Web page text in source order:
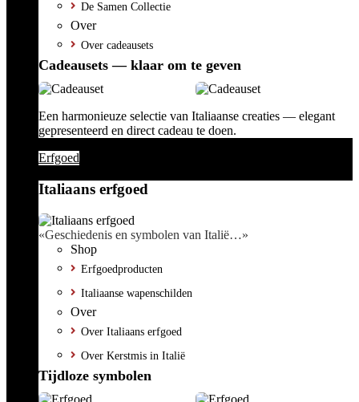
De Samen Collectie
Over
Over cadeausets
Cadeausets — klaar om te geven
Een harmonieuze selectie van Italiaanse creaties — elegant
gepresenteerd en direct cadeau te doen.
Erfgoed
Italiaans erfgoed
«Geschiedenis en symbolen van Italië…»
Shop
Erfgoedproducten
Italiaanse wapenschilden
Over
Over Italiaans erfgoed
Over Kerstmis in Italië
Tijdloze symbolen